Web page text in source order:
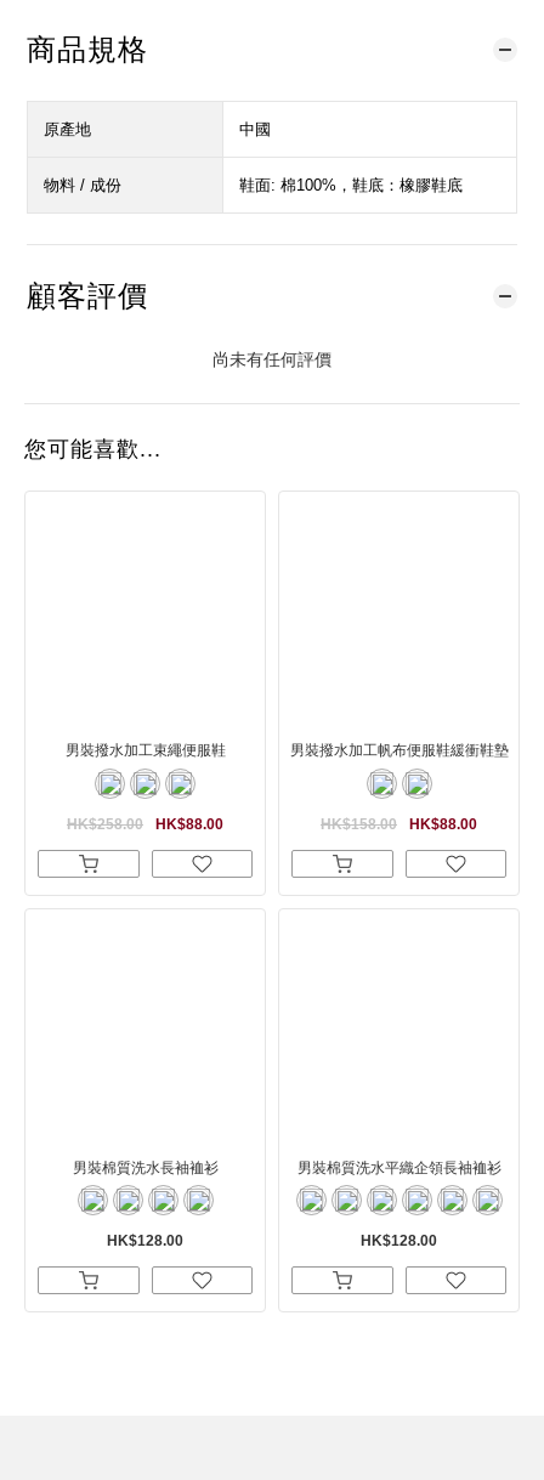
商品規格
原產地 中國
物料 / 成份 鞋面: 棉100%，鞋底：橡膠鞋底
顧客評價
尚未有任何評價
您可能喜歡...
男裝撥水加工束繩便服鞋
HK$88.00
HK$258.00
男裝撥水加工帆布便服鞋緩衝鞋墊
HK$88.00
HK$158.00
男裝棉質洗水長袖裇衫
HK$128.00
男裝棉質洗水平織企領長袖裇衫
HK$128.00